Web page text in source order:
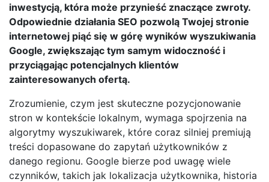
inwestycją, która może przynieść znaczące zwroty.
Odpowiednie działania SEO pozwolą Twojej stronie
internetowej piąć się w górę wyników wyszukiwania
Google, zwiększając tym samym widoczność i
przyciągając potencjalnych klientów
zainteresowanych ofertą.
Zrozumienie, czym jest skuteczne pozycjonowanie
stron w kontekście lokalnym, wymaga spojrzenia na
algorytmy wyszukiwarek, które coraz silniej premiują
treści dopasowane do zapytań użytkowników z
danego regionu. Google bierze pod uwagę wiele
czynników, takich jak lokalizacja użytkownika, historia